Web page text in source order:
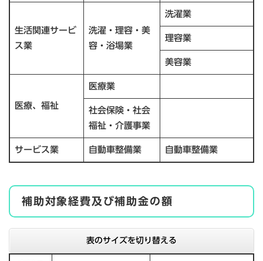
生活関連サービ
ス業
洗濯・理容・美
容・浴場業
洗濯業
理容業
美容業
医療、福祉
医療業
社会保険・社会
福祉・介護事業
サービス業 自動車整備業 自動車整備業
補助対象経費及び補助金の額
表のサイズを切り替える